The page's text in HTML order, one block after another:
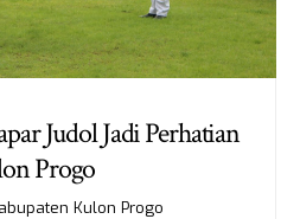
Judol Jadi Perhatian
Progo
Kulon Progo